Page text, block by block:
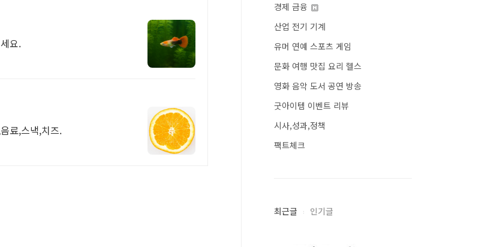
요.
료,스낵,치즈.
경제 금융
산업 전기 기계
유머 연예 스포츠 게임
문화 여행 맛집 요리 헬스
영화 음악 도서 공연 방송
굿아이템 이벤트 리뷰
시사,성과,정책
팩트체크
최근글 인기글